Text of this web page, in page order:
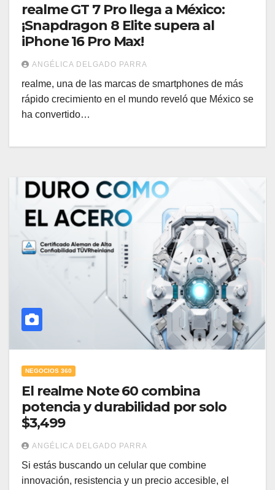
realme GT 7 Pro llega a México:
¡Snapdragon 8 Elite supera al
iPhone 16 Pro Max!
ANGÉLICA DELGADO PARRA
realme, una de las marcas de smartphones de más
rápido crecimiento en el mundo reveló que México se
ha convertido…
NEGOCIOS 360
El realme Note 60 combina
potencia y durabilidad por solo
$3,499
ANGÉLICA DELGADO PARRA
Si estás buscando un celular que combine
innovación, resistencia y un precio accesible, el